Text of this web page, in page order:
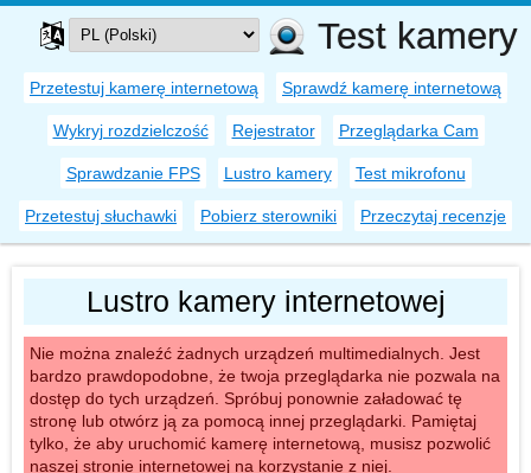
Test kamery
Przetestuj kamerę internetową Sprawdź kamerę internetową
Wykryj rozdzielczość Rejestrator Przeglądarka Cam
Sprawdzanie FPS Lustro kamery Test mikrofonu
Przetestuj słuchawki Pobierz sterowniki Przeczytaj recenzje
Lustro kamery internetowej
Nie można znaleźć żadnych urządzeń multimedialnych. Jest
bardzo prawdopodobne, że twoja przeglądarka nie pozwala na
dostęp do tych urządzeń. Spróbuj ponownie załadować tę
stronę lub otwórz ją za pomocą innej przeglądarki. Pamiętaj
tylko, że aby uruchomić kamerę internetową, musisz pozwolić
naszej stronie internetowej na korzystanie z niej.